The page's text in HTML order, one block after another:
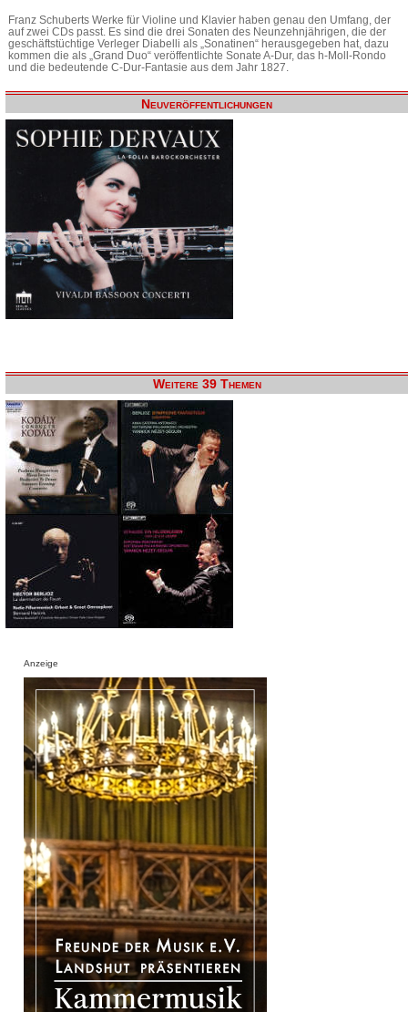
Franz Schuberts Werke für Violine und Klavier haben genau den Umfang, der
auf zwei CDs passt. Es sind die drei Sonaten des Neunzehnjährigen, die der
geschäftstüchtige Verleger Diabelli als „Sonatinen“ herausgegeben hat, dazu
kommen die als „Grand Duo“ veröffentlichte Sonate A-Dur, das h-Moll-Rondo
und die bedeutende C-Dur-Fantasie aus dem Jahr 1827.
Neuveröffentlichungen
Weitere 39 Themen
Anzeige